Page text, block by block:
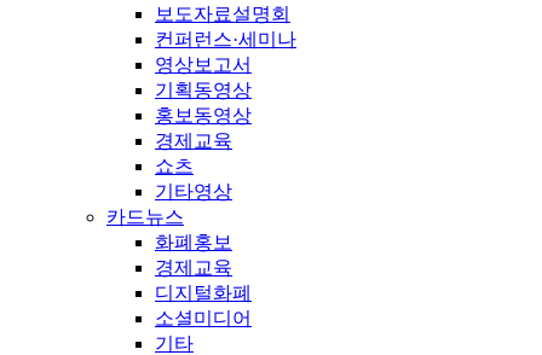
보도자료설명회
컨퍼런스·세미나
영상보고서
기획동영상
홍보동영상
경제교육
쇼츠
기타영상
카드뉴스
화폐홍보
경제교육
디지털화폐
소셜미디어
기타